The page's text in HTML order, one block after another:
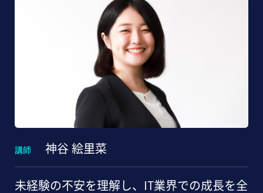
講師 神谷 絵里菜
未経験の不安を理解し、IT業界での成長を全